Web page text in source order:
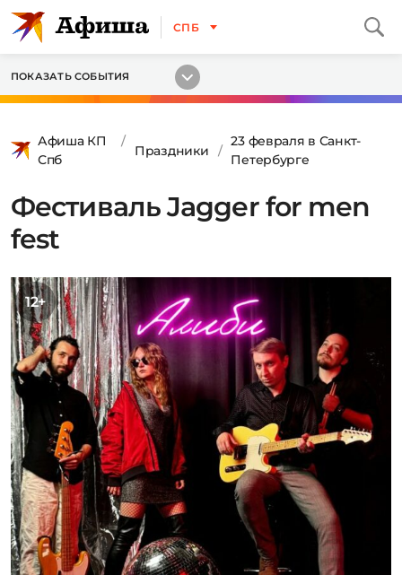
СПБ
ПОКАЗАТЬ СОБЫТИЯ
Афиша КП
Спб
Праздники
23 февраля в Санкт-
Петербурге
Фестиваль Jagger for men
fest
12+